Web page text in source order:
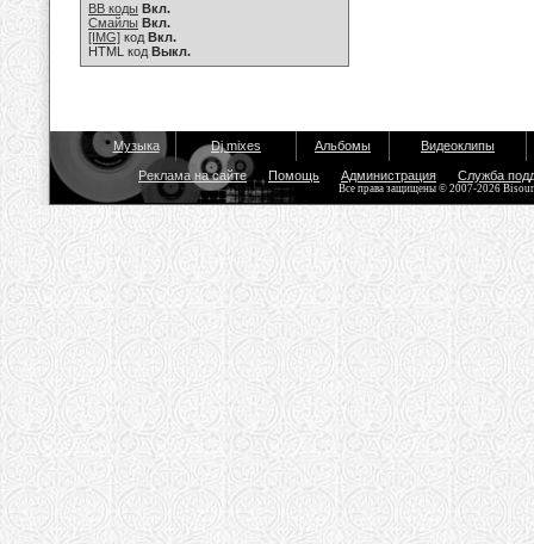
BB коды Вкл.
Смайлы Вкл.
[IMG] код Вкл.
HTML код Выкл.
Музыка Dj mixes Альбомы Видеоклипы
Реклама на сайте Помощь Администрация Служба
Все права защищены © 2007-2026